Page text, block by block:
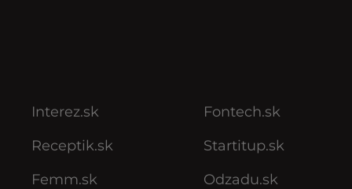
Interez.sk
Receptik.sk
Femm.sk
Fontech.sk
Startitup.sk
Odzadu.sk